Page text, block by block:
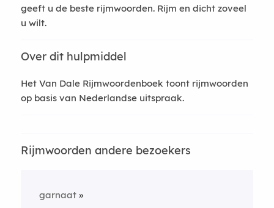
geeft u de beste rijmwoorden. Rijm en dicht zoveel
u wilt.
Over dit hulpmiddel
Het Van Dale Rijmwoordenboek toont rijmwoorden
op basis van Nederlandse uitspraak.
Rijmwoorden andere bezoekers
garnaat